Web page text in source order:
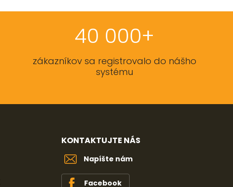
40 000+
zákazníkov sa registrovalo do nášho
systému
KONTAKTUJTE NÁS
Napíšte nám
Facebook